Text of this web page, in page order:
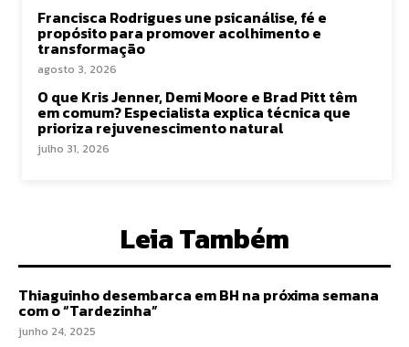
Francisca Rodrigues une psicanálise, fé e
propósito para promover acolhimento e
transformação
agosto 3, 2026
O que Kris Jenner, Demi Moore e Brad Pitt têm
em comum? Especialista explica técnica que
prioriza rejuvenescimento natural
julho 31, 2026
Leia Também
Thiaguinho desembarca em BH na próxima semana
com o “Tardezinha”
junho 24, 2025